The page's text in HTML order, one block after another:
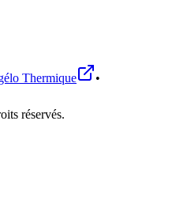
Thermique
•
réservés.